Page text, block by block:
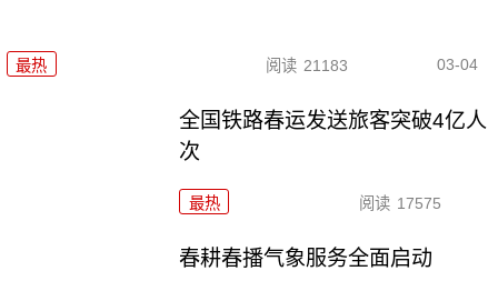
最热 阅读 21183 03-04
全国铁路春运发送旅客突破4亿人
次
最热 阅读 17575
春耕春播气象服务全面启动